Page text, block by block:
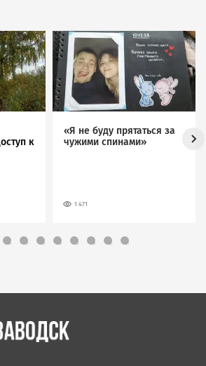
к
Image
«Я не буду прятаться за
чужими спинами»
1 471